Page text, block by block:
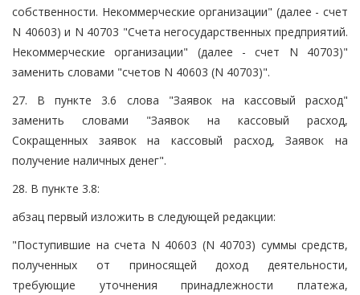
собственности. Некоммерческие организации" (далее - счет
N 40603) и N 40703 "Счета негосударственных предприятий.
Некоммерческие организации" (далее - счет N 40703)"
заменить словами "счетов N 40603 (N 40703)".
27. В пункте 3.6 слова "Заявок на кассовый расход"
заменить словами "Заявок на кассовый расход,
Сокращенных заявок на кассовый расход, Заявок на
получение наличных денег".
28. В пункте 3.8:
абзац первый изложить в следующей редакции:
"Поступившие на счета N 40603 (N 40703) суммы средств,
полученных от приносящей доход деятельности,
требующие уточнения принадлежности платежа,